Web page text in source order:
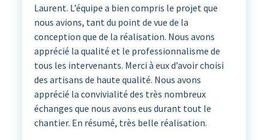
Laurent. L’équipe a bien compris le projet que
nous avions, tant du point de vue de la
conception que de la réalisation. Nous avons
apprécié la qualité et le professionnalisme de
tous les intervenants. Merci à eux d’avoir choisi
des artisans de haute qualité. Nous avons
apprécié la convivialité des très nombreux
échanges que nous avons eus durant tout le
chantier. En résumé, très belle réalisation.